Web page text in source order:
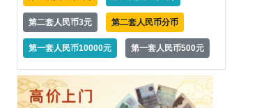
第二套人民币3元 第二套人民币分币
第一套人民币10000元 第一套人民币500元